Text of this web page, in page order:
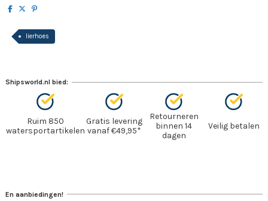
lierhoes
Shipsworld.nl bied:
Ruim 850
watersportartikelen
Gratis levering
vanaf €49,95*
Retourneren
binnen 14
dagen
Veilig betalen
En aanbiedingen!